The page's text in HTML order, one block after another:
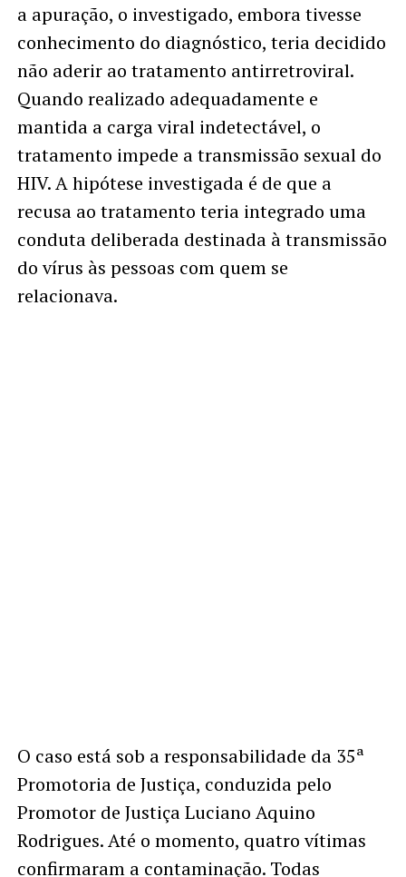
a apuração, o investigado, embora tivesse
conhecimento do diagnóstico, teria decidido
não aderir ao tratamento antirretroviral.
Quando realizado adequadamente e
mantida a carga viral indetectável, o
tratamento impede a transmissão sexual do
HIV. A hipótese investigada é de que a
recusa ao tratamento teria integrado uma
conduta deliberada destinada à transmissão
do vírus às pessoas com quem se
relacionava.
O caso está sob a responsabilidade da 35ª
Promotoria de Justiça, conduzida pelo
Promotor de Justiça Luciano Aquino
Rodrigues. Até o momento, quatro vítimas
confirmaram a contaminação. Todas